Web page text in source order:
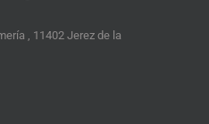
, 11402 Jerez de la